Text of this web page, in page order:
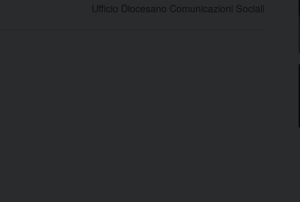
Ufficio Diocesano Comunicazioni Sociali